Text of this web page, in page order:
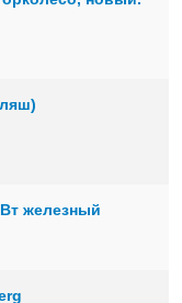
железный